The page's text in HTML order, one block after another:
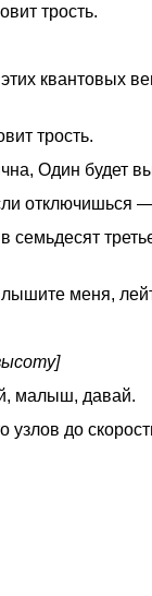
трость.
квантовых
трость.
Один будет
отключишься
меня,
малыш, давай.
узлов до